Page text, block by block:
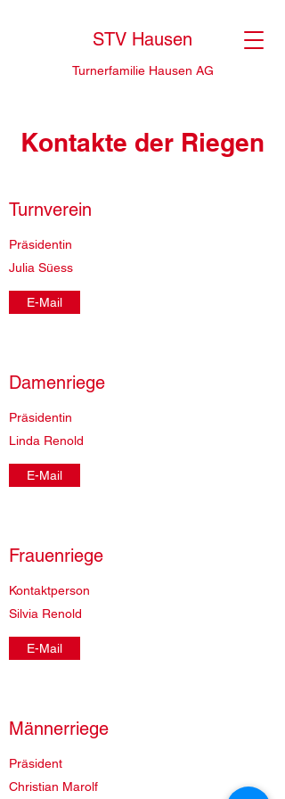
STV Hausen
Turnerfamilie Hausen AG
Kontakte der Riegen
Turnverein
Präsidentin
Julia Süess
E-Mail
Damenriege
Präsidentin
Linda Renold
E-Mail
Frauenriege
Kontaktperson
Silvia Renold
E-Mail
Männerriege
Präsident
Christian Marolf